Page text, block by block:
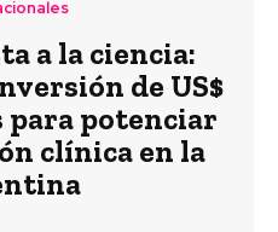
a la ciencia:
de US$
para potenciar
clínica en la